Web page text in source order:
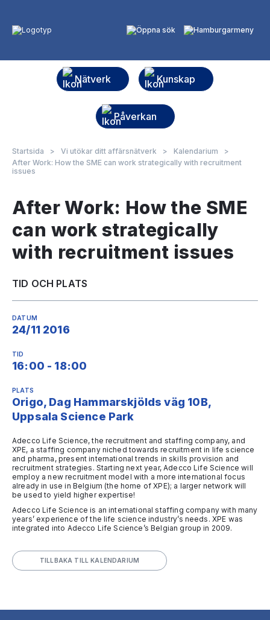
Nätverk Kunskap
Påverkan
Startsida > Vi utökar ditt affärsnätverk > Kalendarium
>
After Work: How the SME can work strategically with recruitment
issues
After Work: How the SME
can work strategically
with recruitment issues
TID OCH PLATS
DATUM
24/11 2016
TID
16:00 - 18:00
PLATS
Origo, Dag Hammarskjölds väg 10B,
Uppsala Science Park
Adecco Life Science, the recruitment and staffing company, and
XPE, a staffing company niched towards recruitment in life science
and pharma, present international trends in skills provision and
recruitment strategies. Starting next year, Adecco Life Science will
employ a new recruitment model with a more international focus
already in use in Belgium (the home of XPE); a larger network will
be used to yield higher expertise!
Adecco Life Science is an international staffing company with many
years’ experience of the life science industry’s needs. XPE was
integrated into Adecco Life Science’s Belgian group in 2009.
TILLBAKA TILL KALENDARIUM